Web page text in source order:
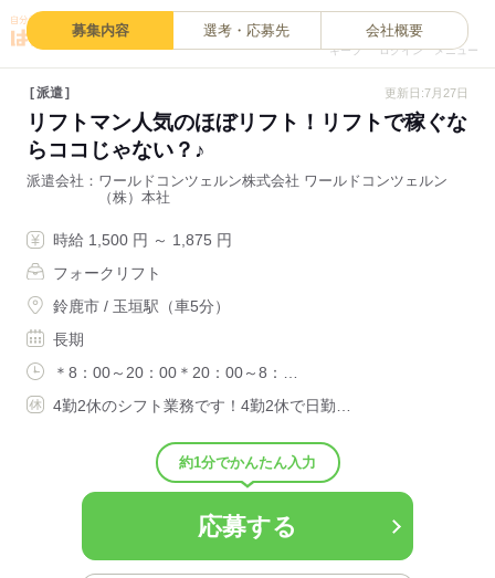
キープ ログイン メニュー
募集内容 選考・応募先 会社概要
派遣 更新日:7月27日
リフトマン人気のほぼリフト！リフトで稼ぐな
らココじゃない？♪
派遣会社
ワールドコンツェルン株式会社 ワールドコンツェルン
（株）本社
時給 1,500 円 ～ 1,875 円
フォークリフト
鈴鹿市 / 玉垣駅（車5分）
長期
＊8：00～20：00＊20：00～8：…
4勤2休のシフト業務です！4勤2休で日勤…
約1分でかんたん入力
応募する